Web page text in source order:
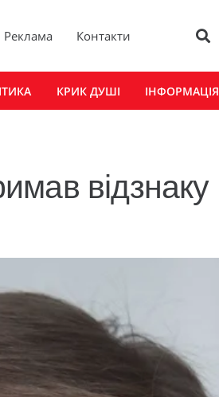
Реклама Контакти
КРИК ДУШІ ІНФОРМАЦІЯ
відзнаку